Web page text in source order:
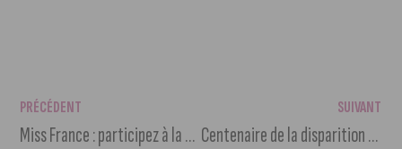
PRÉCÉDENT
Miss France : participez à la paulée officielle avec les candidates
SUIVANT
Centenaire de la disparition de Eiffel : animations à la Cité